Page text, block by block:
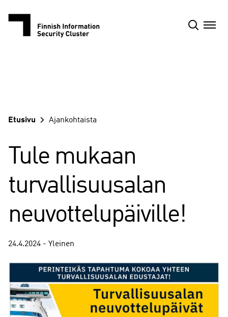
Etusivu Ajankohtaista
Tule mukaan
turvallisuusalan
neuvottelupäiville!
24.4.2024 - Yleinen